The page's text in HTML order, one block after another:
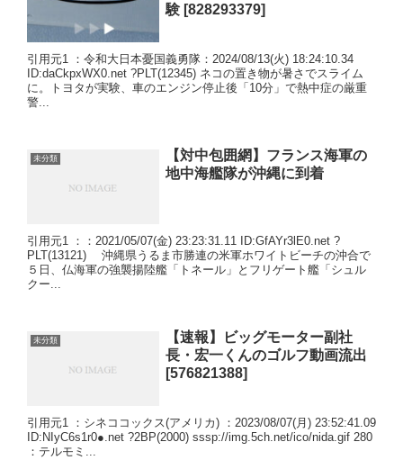
験 [828293379]
引用元1 ：令和大日本憂国義勇隊：2024/08/13(火) 18:24:10.34
ID:daCkpxWX0.net ?PLT(12345) ネコの置き物が暑さでスライム
に。トヨタが実験、車のエンジン停止後「10分」で熱中症の厳重
警...
未分類
【対中包囲網】フランス海軍の
地中海艦隊が沖縄に到着
引用元1 ：：2021/05/07(金) 23:23:31.11 ID:GfAYr3lE0.net ?
PLT(13121) 沖縄県うるま市勝連の米軍ホワイトビーチの沖合で
５日、仏海軍の強襲揚陸艦「トネール」とフリゲート艦「シュル
クー...
未分類
【速報】ビッグモーター副社
長・宏一くんのゴルフ動画流出
[576821388]
引用元1 ：シネココックス(アメリカ) ：2023/08/07(月) 23:52:41.09
ID:NIyC6s1r0●.net ?2BP(2000) sssp://img.5ch.net/ico/nida.gif 280
：テルモミ...